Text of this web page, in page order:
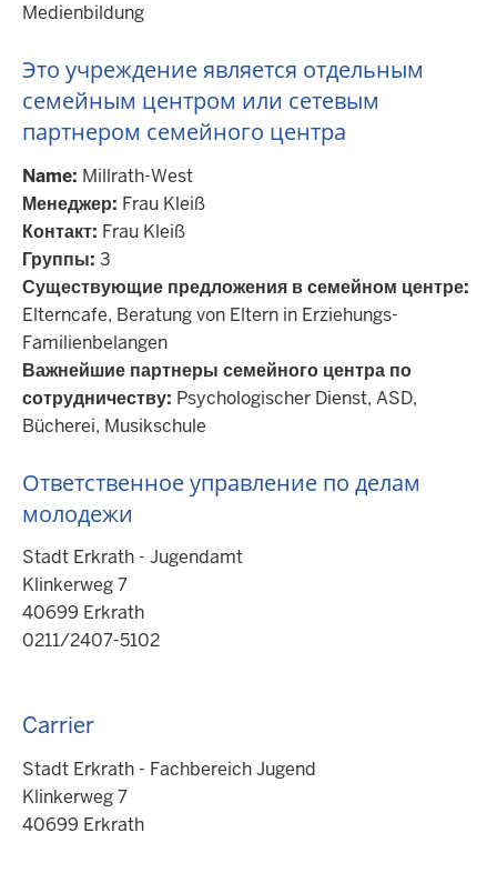
Medienbildung
Это учреждение является отдельным
семейным центром или сетевым
партнером семейного центра
Name: Millrath-West
Менеджер: Frau Kleiß
Контакт: Frau Kleiß
Группы: 3
Существующие предложения в семейном центре:
Elterncafe, Beratung von Eltern in Erziehungs-
Familienbelangen
Важнейшие партнеры семейного центра по
сотрудничеству: Psychologischer Dienst, ASD,
Bücherei, Musikschule
Ответственное управление по делам
молодежи
Stadt Erkrath - Jugendamt
Klinkerweg 7
40699 Erkrath
0211/2407-5102
Carrier
Stadt Erkrath - Fachbereich Jugend
Klinkerweg 7
40699 Erkrath